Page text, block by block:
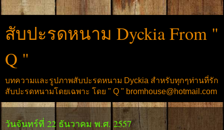
สับปะรดหนาม Dyckia From "
Q "
บทความและรูปภาพสับปะรดหนาม Dyckia สำหรับทุกๆท่านที่รัก
สับปะรดหนามโดยเฉพาะ โดย " Q " bromhouse@hotmail.com
วันจันทร์ที่ 22 ธันวาคม พ.ศ. 2557